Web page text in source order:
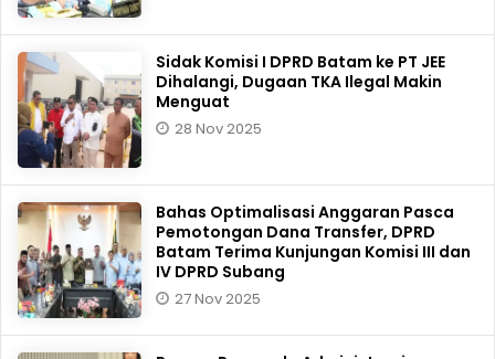
Sidak Komisi I DPRD Batam ke PT JEE
Dihalangi, Dugaan TKA Ilegal Makin
Menguat
28 Nov 2025
Bahas Optimalisasi Anggaran Pasca
Pemotongan Dana Transfer, DPRD
Batam Terima Kunjungan Komisi III dan
IV DPRD Subang
27 Nov 2025